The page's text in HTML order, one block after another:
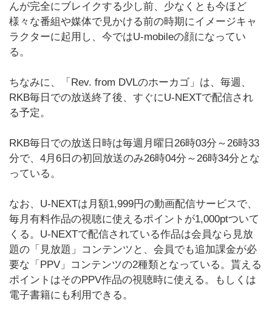
んが完全にブレイクする少し前、少なくとも今ほど
様々な番組や媒体で見かける前の時期にイメージキャ
ラクターに起用し、今ではU-mobileの顔になってい
る。
ちなみに、「Rev. from DVLのホーカゴ」は、毎週、
RKB毎日での放送終了後、すぐにU-NEXTで配信され
る予定。
RKB毎日での放送日時は毎週月曜日26時03分～26時33
分で、4月6日の初回放送のみ26時04分～26時34分とな
っている。
なお、U-NEXTは月額1,999円の動画配信サービスで、
毎月有料作品の視聴に使えるポイントが1,000ptついて
くる。U-NEXTで配信されている作品は会員なら見放
題の「見放題」コンテンツと、会員でも追加課金が必
要な「PPV」コンテンツの2種類となっている。貰える
ポイントはそのPPV作品の視聴時に使える。もしくは
電子書籍にも利用できる。